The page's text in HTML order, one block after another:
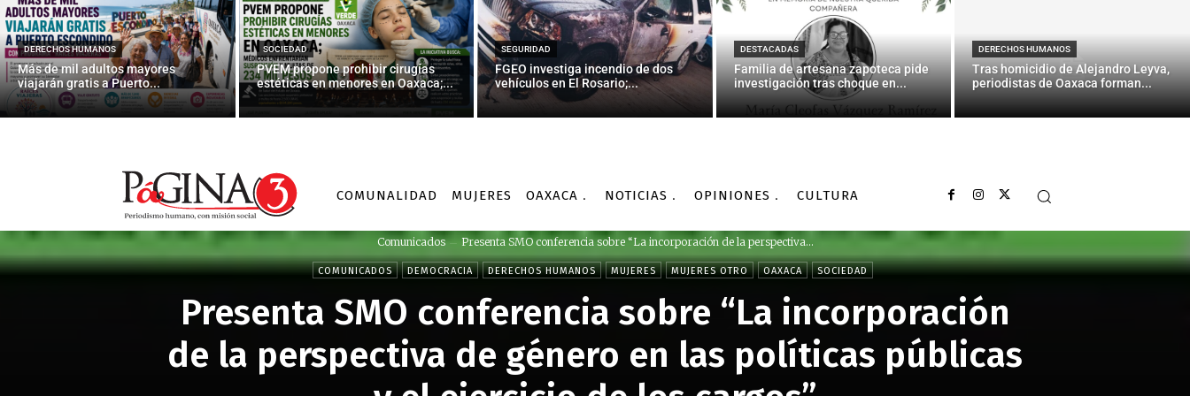
DERECHOS HUMANOS
Más de mil adultos mayores
viajarán gratis a Puerto...
SOCIEDAD
PVEM propone prohibir cirugías
estéticas en menores en Oaxaca;...
SEGURIDAD
FGEO investiga incendio de dos
vehículos en El Rosario;...
DESTACADAS
Familia de artesana zapoteca pide
investigación tras choque en...
DERECHOS HUMANOS
Tras homicidio de Alejandro Leyva,
periodistas de Oaxaca forman...
COMUNALIDAD MUJERES OAXACA NOTICIAS OPINIONES CULTURA
Comunicados Presenta SMO conferencia sobre “La incorporación de la perspectiva...
COMUNICADOS DEMOCRACIA DERECHOS HUMANOS MUJERES MUJERES OTRO OAXACA SOCIEDAD
Presenta SMO conferencia sobre “La incorporación
de la perspectiva de género en las políticas públicas